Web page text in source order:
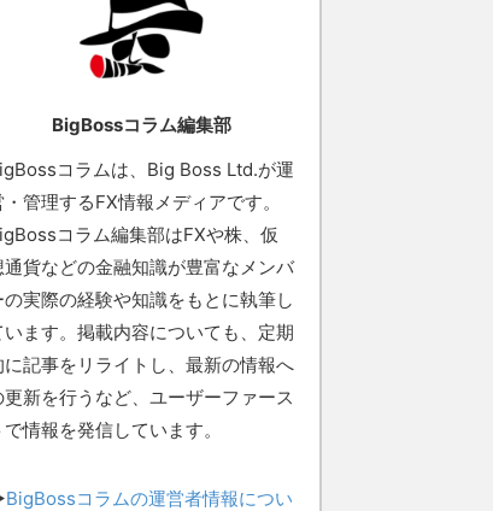
BigBossコラム編集部
コラムは、Big Boss Ltd.が運
・管理するFX情報メディアです。
コラム編集部はFXや株、仮
通貨などの金融知識が豊富なメンバ
の実際の経験や知識をもとに執筆し
います。掲載内容についても、定期
に記事をリライトし、最新の情報へ
更新を行うなど、ユーザーファース
で情報を発信しています。
BigBossコラムの運営者情報につい